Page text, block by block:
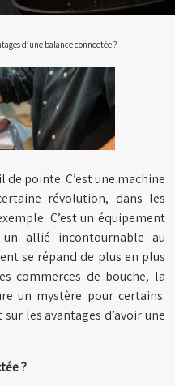
d’une balance connectée ?
pointe. C’est une machine
révolution, dans les
C’est un équipement
allié incontournable au
se répand de plus en plus
commerces de bouche, la
un mystère pour certains.
les avantages d’avoir une
?